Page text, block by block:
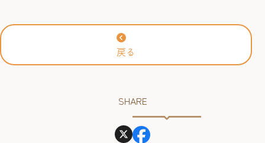
戻る
SHARE